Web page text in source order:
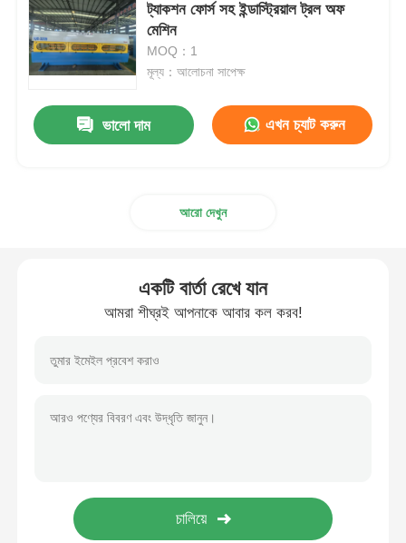
ট্যাকশন ফোর্স সহ ইন্ডাস্ট্রিয়াল ট্রল অফ
মেশিন
MOQ：1
মূল্য：আলোচনা সাপেক্ষ
ভালো দাম এখন চ্যাট করুন
আরো দেখুন
একটি বার্তা রেখে যান
আমরা শীঘ্রই আপনাকে আবার কল করব!